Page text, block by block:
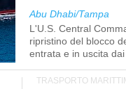
Abu Dhabi/Tampa
L'U.S. Central
ripristino del blocco
entrata e in uscita
TRASPORTO